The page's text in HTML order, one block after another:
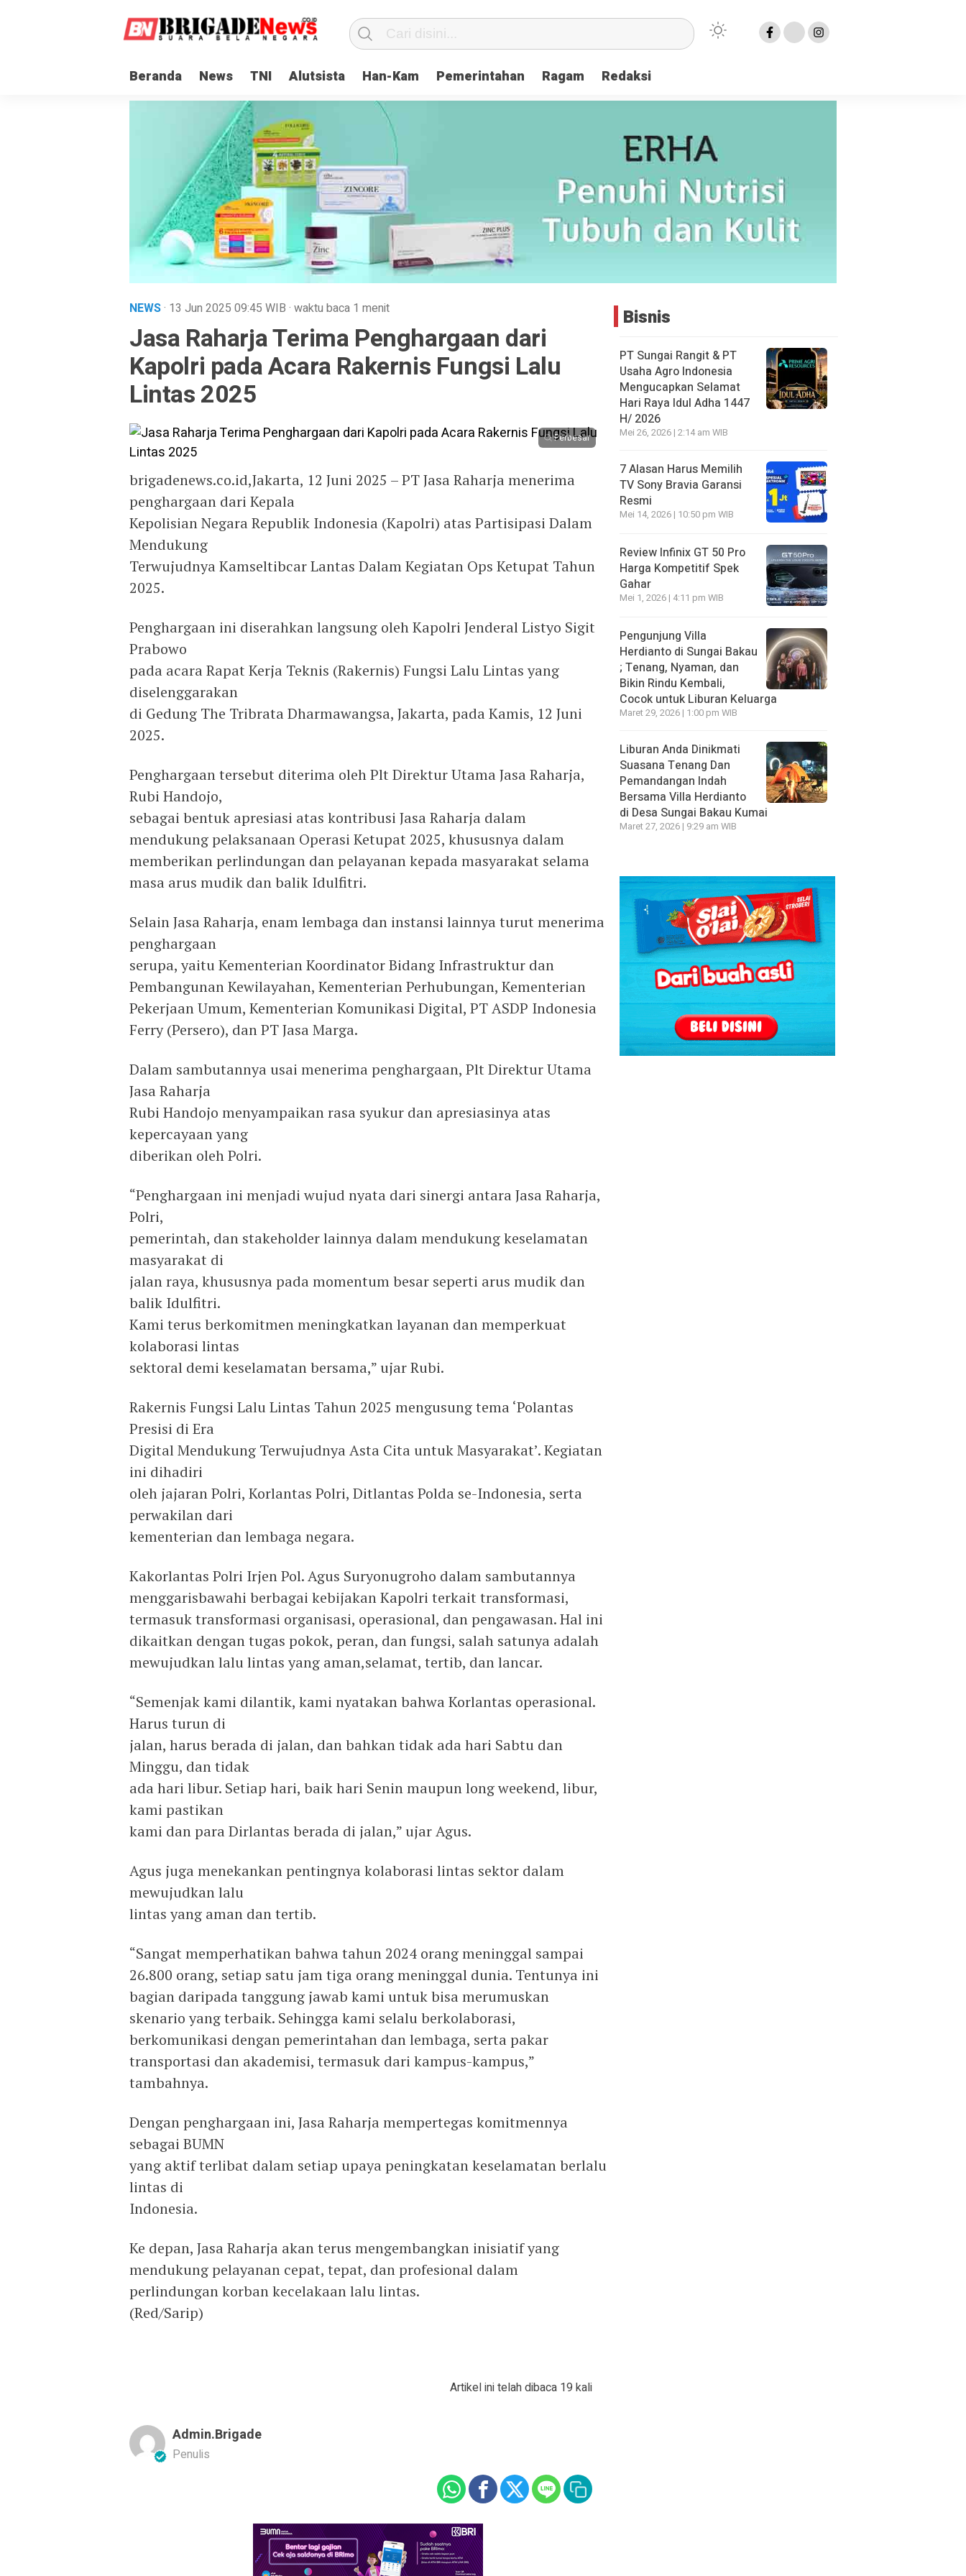
Beranda News TNI Alutsista Han-Kam Pemerintahan Ragam Redaksi
NEWS· 13 Jun 2025 09:45 WIB · waktu baca 1 menit
Jasa Raharja Terima Penghargaan dari
Kapolri pada Acara Rakernis Fungsi Lalu
Lintas 2025
Perbesar
brigadenews.co.id,Jakarta, 12 Juni 2025 – PT Jasa Raharja menerima
penghargaan dari Kepala
Kepolisian Negara Republik Indonesia (Kapolri) atas Partisipasi Dalam
Mendukung
Terwujudnya Kamseltibcar Lantas Dalam Kegiatan Ops Ketupat Tahun
2025.
Penghargaan ini diserahkan langsung oleh Kapolri Jenderal Listyo Sigit
Prabowo
pada acara Rapat Kerja Teknis (Rakernis) Fungsi Lalu Lintas yang
diselenggarakan
di Gedung The Tribrata Dharmawangsa, Jakarta, pada Kamis, 12 Juni
2025.
Penghargaan tersebut diterima oleh Plt Direktur Utama Jasa Raharja,
Rubi Handojo,
sebagai bentuk apresiasi atas kontribusi Jasa Raharja dalam
mendukung pelaksanaan Operasi Ketupat 2025, khususnya dalam
memberikan perlindungan dan pelayanan kepada masyarakat selama
masa arus mudik dan balik Idulfitri.
Selain Jasa Raharja, enam lembaga dan instansi lainnya turut menerima
penghargaan
serupa, yaitu Kementerian Koordinator Bidang Infrastruktur dan
Pembangunan Kewilayahan, Kementerian Perhubungan, Kementerian
Pekerjaan Umum, Kementerian Komunikasi Digital, PT ASDP Indonesia
Ferry (Persero), dan PT Jasa Marga.
Dalam sambutannya usai menerima penghargaan, Plt Direktur Utama
Jasa Raharja
Rubi Handojo menyampaikan rasa syukur dan apresiasinya atas
kepercayaan yang
diberikan oleh Polri.
“Penghargaan ini menjadi wujud nyata dari sinergi antara Jasa Raharja,
Polri,
pemerintah, dan stakeholder lainnya dalam mendukung keselamatan
masyarakat di
jalan raya, khususnya pada momentum besar seperti arus mudik dan
balik Idulfitri.
Kami terus berkomitmen meningkatkan layanan dan memperkuat
kolaborasi lintas
sektoral demi keselamatan bersama,” ujar Rubi.
Rakernis Fungsi Lalu Lintas Tahun 2025 mengusung tema ‘Polantas
Presisi di Era
Digital Mendukung Terwujudnya Asta Cita untuk Masyarakat’. Kegiatan
ini dihadiri
oleh jajaran Polri, Korlantas Polri, Ditlantas Polda se-Indonesia, serta
perwakilan dari
kementerian dan lembaga negara.
Kakorlantas Polri Irjen Pol. Agus Suryonugroho dalam sambutannya
menggarisbawahi berbagai kebijakan Kapolri terkait transformasi,
termasuk transformasi organisasi, operasional, dan pengawasan. Hal ini
dikaitkan dengan tugas pokok, peran, dan fungsi, salah satunya adalah
mewujudkan lalu lintas yang aman,selamat, tertib, dan lancar.
“Semenjak kami dilantik, kami nyatakan bahwa Korlantas operasional.
Harus turun di
jalan, harus berada di jalan, dan bahkan tidak ada hari Sabtu dan
Minggu, dan tidak
ada hari libur. Setiap hari, baik hari Senin maupun long weekend, libur,
kami pastikan
kami dan para Dirlantas berada di jalan,” ujar Agus.
Agus juga menekankan pentingnya kolaborasi lintas sektor dalam
mewujudkan lalu
lintas yang aman dan tertib.
“Sangat memperhatikan bahwa tahun 2024 orang meninggal sampai
26.800 orang, setiap satu jam tiga orang meninggal dunia. Tentunya ini
bagian daripada tanggung jawab kami untuk bisa merumuskan
skenario yang terbaik. Sehingga kami selalu berkolaborasi,
berkomunikasi dengan pemerintahan dan lembaga, serta pakar
transportasi dan akademisi, termasuk dari kampus-kampus,”
tambahnya.
Dengan penghargaan ini, Jasa Raharja mempertegas komitmennya
sebagai BUMN
yang aktif terlibat dalam setiap upaya peningkatan keselamatan berlalu
lintas di
Indonesia.
Ke depan, Jasa Raharja akan terus mengembangkan inisiatif yang
mendukung pelayanan cepat, tepat, dan profesional dalam
perlindungan korban kecelakaan lalu lintas.
(Red/Sarip)
Artikel ini telah dibaca 19 kali
Admin.brigade
Penulis
Bisnis
PT Sungai Rangit & PT
Usaha Agro Indonesia
Mengucapkan Selamat
Hari Raya Idul Adha 1447
H/ 2026
Mei 26, 2026 | 2:14 am WIB
7 Alasan Harus Memilih
TV Sony Bravia Garansi
Resmi
Mei 14, 2026 | 10:50 pm WIB
Review Infinix GT 50 Pro
Harga Kompetitif Spek
Gahar
Mei 1, 2026 | 4:11 pm WIB
Pengunjung Villa
Herdianto di Sungai Bakau
; Tenang, Nyaman, dan
Bikin Rindu Kembali,
Cocok untuk Liburan Keluarga
Maret 29, 2026 | 1:00 pm WIB
Liburan Anda Dinikmati
Suasana Tenang Dan
Pemandangan Indah
Bersama Villa Herdianto
di Desa Sungai Bakau Kumai
Maret 27, 2026 | 9:29 am WIB